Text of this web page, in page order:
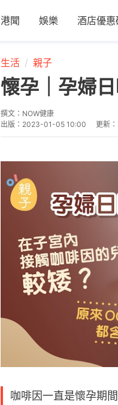
港聞 娛樂 酒店優惠
生活 親子
懷孕｜孕婦
撰文： NOW健康
出版： 2023-01-05 10:00 更新：
咖啡因一直是懷孕期